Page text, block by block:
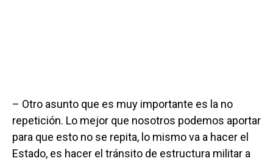
– Otro asunto que es muy importante es la no
repetición. Lo mejor que nosotros podemos aportar
para que esto no se repita, lo mismo va a hacer el
Estado, es hacer el tránsito de estructura militar a